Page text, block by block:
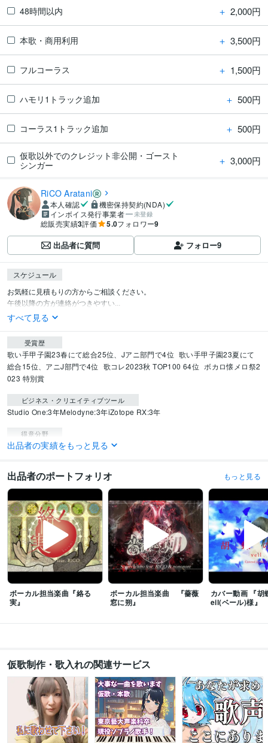
48時間以内 ＋ 2,000円
本歌・商用利用 ＋ 3,500円
フルコーラス ＋ 1,500円
ハモリ1トラック追加 ＋ 500円
コーラス1トラック追加 ＋ 500円
仮歌以外でのクレジット非公開・ゴースト
シンガー
＋ 3,000円
RiCO Aratani
本人確認
機密保持契約(NDA)
インボイス発行事業者
未登録
総販売実績3評価 5.0フォロワー9
出品者に質問 フォロー9
スケジュール
お気軽に見積もりの方からご相談ください。
午後以降の方が連絡がつきやすい...
すべて見る
受賞歴
歌い手甲子園23春にて総合25位、Jアニ部門で4位 歌い手甲子園23夏にて
総合15位、アニJ部門で4位 歌コレ2023秋 TOP100 64位 ボカロ懐メロ祭2
023 特別賞
ビジネス・クリエイティブツール
Studio One:3年Melodyne:3年iZotope RX:3年
得意分野
音楽制作・ナレーション 仮歌・歌入れ
出品者の実績をもっと見る
出品者のポートフォリオ もっと見る
ボーカル担当楽曲『絡る
実』
ボーカル担当楽曲 『薔薇
窓に朔』
カバー動画 『胡
eil(ベール)様』
仮歌制作・歌入れの関連サービス